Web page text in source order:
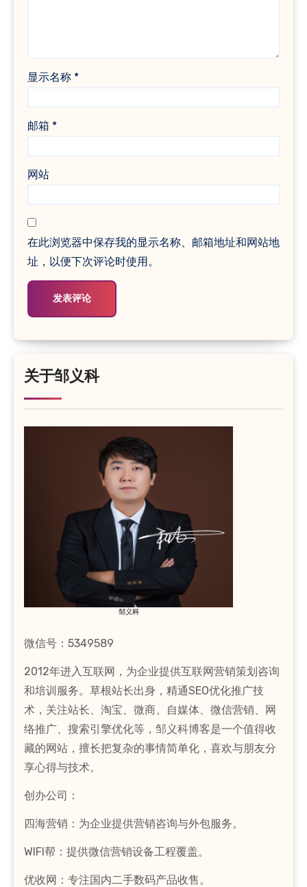
显示名称 *
邮箱 *
网站
在此浏览器中保存我的显示名称、邮箱地址和网站地
址，以便下次评论时使用。
关于邹义科
邹义科
微信号：5349589
2012年进入互联网，为企业提供互联网营销策划咨询
和培训服务。草根站长出身，精通SEO优化推广技
术，关注站长、淘宝、微商、自媒体、微信营销、网
络推广、搜索引擎优化等，邹义科博客是一个值得收
藏的网站，擅长把复杂的事情简单化，喜欢与朋友分
享心得与技术。
创办公司：
四海营销：为企业提供营销咨询与外包服务。
WIFI帮：提供微信营销设备工程覆盖。
优收网：专注国内二手数码产品收售。